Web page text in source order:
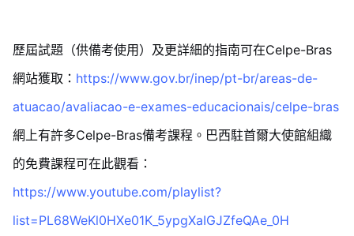
歷屆試題（供備考使用）及更詳細的指南可在Celpe-Bras
網站獲取： https://www.gov.br/inep/pt-br/areas-de-
atuacao/avaliacao-e-exames-educacionais/celpe-bras
網上有許多Celpe-Bras備考課程。巴西駐首爾大使館組織
的免費課程可在此觀看：
https://www.youtube.com/playlist?
list=PL68WeKl0HXe01K_5ypgXaIGJZfeQAe_0H